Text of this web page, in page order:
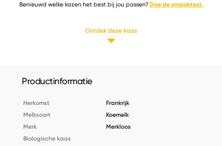
Benieuwd welke kazen het best bij jou passen? Doe de smaaktest.
Ontdek deze kaas
Productinformatie
Herkomst
Frankrijk
Melksoort
Koemelk
Merk
Merkloos
Biologische kaas